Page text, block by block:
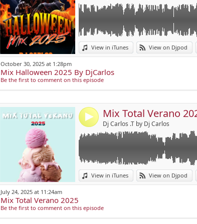
View in iTunes View on Djpod
October 30, 2025 at 1:28pm
Mix Halloween 2025 By DjCarlos
Be the first to comment on this episode
4 Mix Total Verano
Dj Carlos .T by Dj Carlos
View in iTunes View on Djpod
Link:
Widget:
Share:
July 24, 2025 at 11:24am
Mix Total Verano 2025
Be the first to comment on this episode
Link:
Widget: